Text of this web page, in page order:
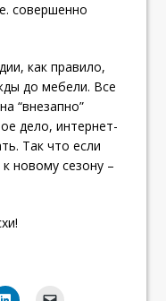
совершенно
как правило,
до мебели. Все
“внезапно”
дело, интернет-
Так что если
новому сезону –